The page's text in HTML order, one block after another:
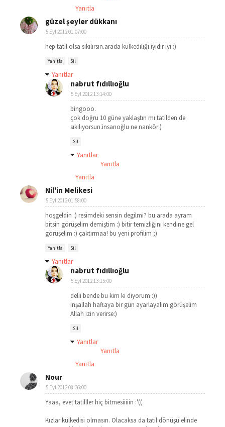
Yanıtla
güzel şeyler dükkanı
5 Eyl 2012 01:07:00
hep tatil olsa sıkılırsın.arada külkediliği iyidir iyi :)
Yanıtla Sil
Yanıtlar
nabrut fıdıllıoğlu
5 Eyl 2012 13:14:00
bingooo.
çok doğru 10 güne yaklaştın mı tatilden de
sıkılıyorsun.insanoğlu ne nankör:)
Sil
Yanıtlar
Yanıtla
Yanıtla
Nil'in Melikesi
5 Eyl 2012 01:58:00
hoşgeldin :) resimdeki sensin degilmi? bu arada ayram
bitsin görüşelim demiştim :) bitir temizliğini kendine gel
görüşelim :) çaktırmaa! bu yeni profilim ;)
Yanıtla Sil
Yanıtlar
nabrut fıdıllıoğlu
5 Eyl 2012 13:15:00
delii bende bu kim ki diyorum :))
inşallah haftaya bir gün ayarlayalım görüşelim
Allah izin verirse:)
Sil
Yanıtlar
Yanıtla
Yanıtla
Nour
5 Eyl 2012 08:36:00
Yaaa, evet tatilller hiç bitmesiiiiin :'((
Kızlar külkedisi olmasın. Olacaksa da tatil dönüşü elinde